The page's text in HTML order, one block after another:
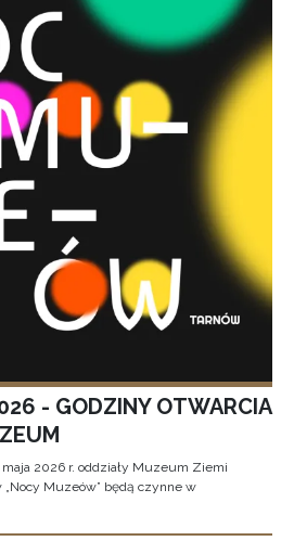
- GODZINY OTWARCIA
2026 r. oddziały Muzeum Ziemi
„Nocy Muzeów” będą czynne w